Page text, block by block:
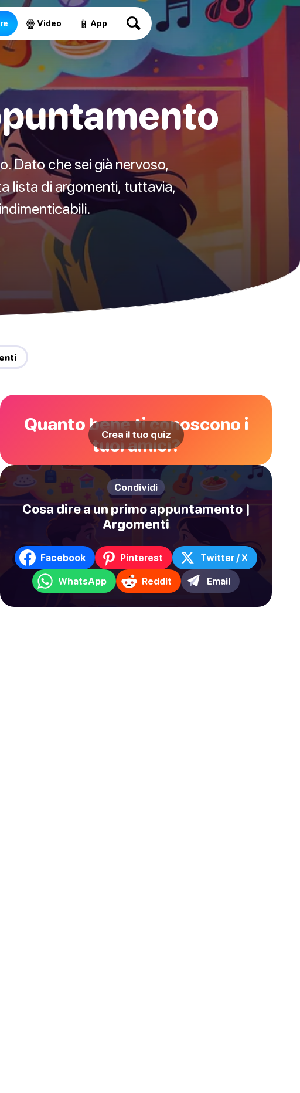
🍿 Video 📱 App
Dato che sei già nervoso,
lista di argomenti, tuttavia,
Quanto bene ti conoscono i
tuoi amici?
Crea il tuo quiz
Condividi
Cosa dire a un primo appuntamento |
Argomenti
Facebook Pinterest Twitter / X
WhatsApp Reddit Email